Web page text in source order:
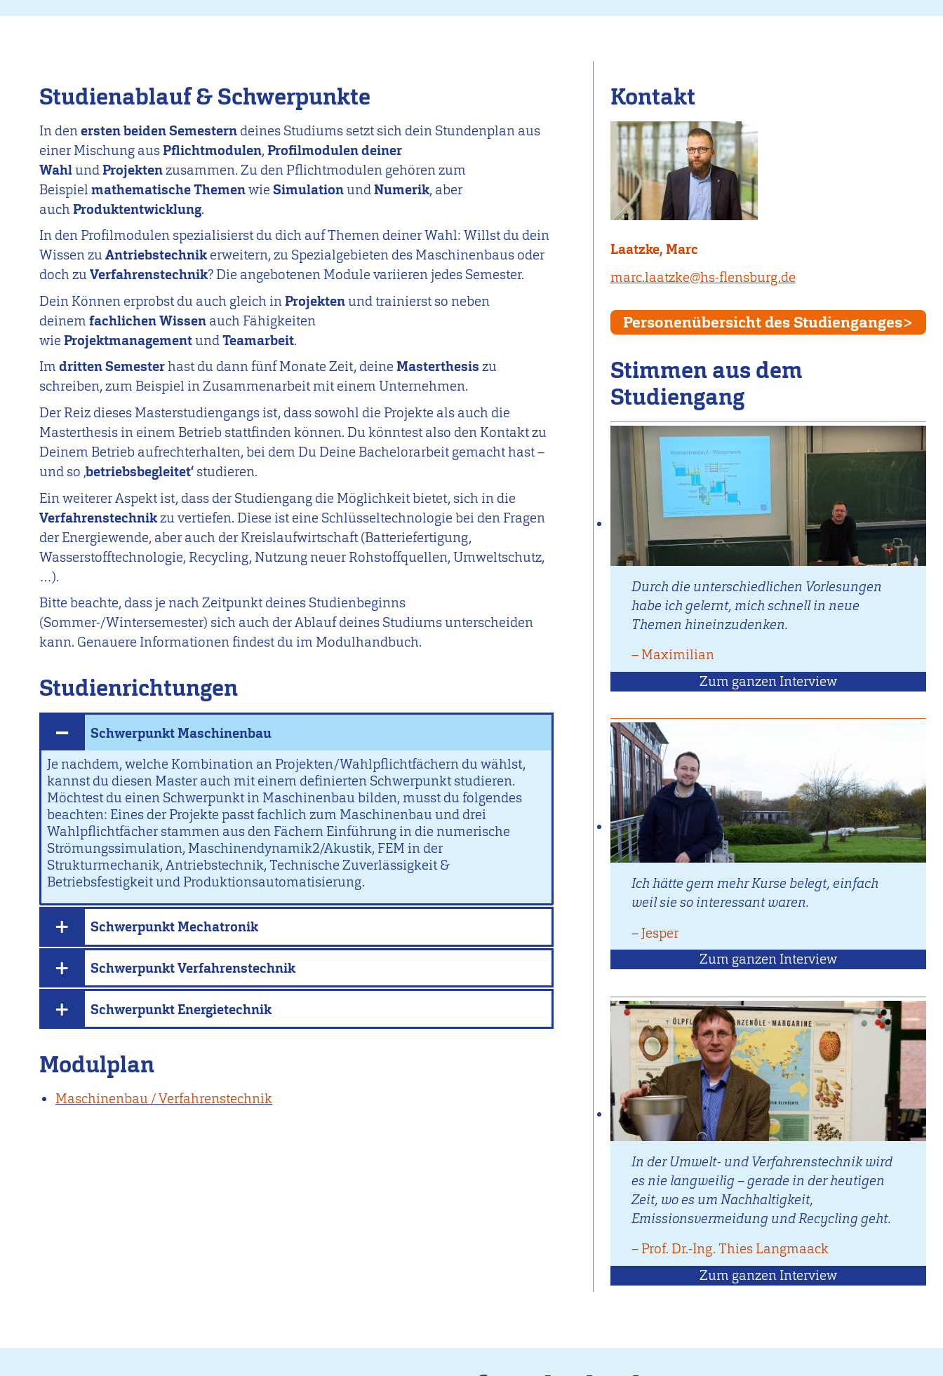
Studienablauf & Schwerpunkte
In denersten beiden Semestern deines Studiums setzt sich dein Stundenplan aus
einer Mischung ausPflichtmodulen, Profilmodulen deiner
WahlundProjektenzusammen. Zu den Pflichtmodulen gehören zum
Beispiel mathematische Themenwie SimulationundNumerik, aber
auch Produktentwicklung.
In den Profilmodulen spezialisierst du dich auf Themen deiner Wahl: Willst du dein
Wissen zu Antriebstechnikerweitern, zu Spezialgebieten des Maschinenbaus oder
doch zu Verfahrenstechnik? Die angebotenen Module variieren jedes Semester.
Dein Können erprobst du auch gleich inProjektenund trainierst so neben
deinem fachlichen Wissen auch Fähigkeiten
wie ProjektmanagementundTeamarbeit.
Im dritten Semesterhast du dann fünf Monate Zeit, deine Masterthesis zu
schreiben, zum Beispiel in Zusammenarbeit mit einem Unternehmen.
Der Reiz dieses Masterstudiengangs ist, dass sowohl die Projekte als auch die
Masterthesis in einem Betrieb stattfinden können. Du könntest also den Kontakt zu
Deinem Betrieb aufrechterhalten, bei dem Du Deine Bachelorarbeit gemacht hast –
und so ‚betriebsbegleitet‘studieren.
Ein weiterer Aspekt ist, dass der Studiengang die Möglichkeit bietet, sich in die
Verfahrenstechnikzu vertiefen. Diese ist eine Schlüsseltechnologie bei den Fragen
der Energiewende, aber auch der Kreislaufwirtschaft (Batteriefertigung,
Wasserstofftechnologie, Recycling, Nutzung neuer Rohstoffquellen, Umweltschutz,
…).
Bitte beachte, dass je nach Zeitpunkt deines Studienbeginns
(Sommer-/Wintersemester) sich auch der Ablauf deines Studiums unterscheiden
kann. Genauere Informationen findest du im Modulhandbuch.
Studienrichtungen
Schwerpunkt Maschinenbau
Je nachdem, welche Kombination an Projekten/Wahlpflichtfächern du wählst,
kannst du diesen Master auch mit einem definierten Schwerpunkt studieren.
Möchtest du einen Schwerpunkt in Maschinenbau bilden, musst du folgendes
beachten: Eines der Projekte passt fachlich zum Maschinenbau und drei
Wahlpflichtfächer stammen aus den Fächern Einführung in die numerische
Strömungssimulation, Maschinendynamik2/Akustik, FEM in der
Strukturmechanik, Antriebstechnik, Technische Zuverlässigkeit &
Betriebsfestigkeit und Produktionsautomatisierung.
Schwerpunkt Mechatronik
Schwerpunkt Verfahrenstechnik
Schwerpunkt Energietechnik
Modulplan
Maschinenbau / Verfahrenstechnik
Kontakt
Laatzke, Marc
marc.laatzke@hs-flensburg.de
Personenübersicht des Studienganges
Stimmen aus dem
Studiengang
Durch die unterschiedlichen Vorlesungen
habe ich gelernt, mich schnell in neue
Themen hineinzudenken.
– Zitat
von
Maximilian
Zum ganzen Interviewmit
Ich hätte gern mehr Kurse belegt, einfach
weil sie so interessant waren.
– Zitat
von
Jesper
Zum ganzen Interviewmit
In der Umwelt- und Verfahrenstechnik wird
es nie langweilig – gerade in der heutigen
Zeit, wo es um Nachhaltigkeit,
Emissionsvermeidung und Recycling geht.
– Zitat
von
Prof. Dr.-Ing. Thies Langmaack
Zum ganzen Interviewmit
Thies